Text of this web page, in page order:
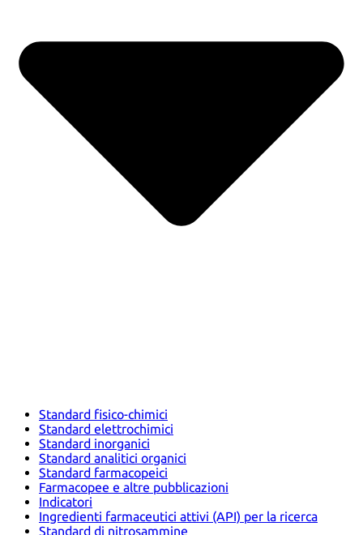
Standard fisico-chimici
Standard elettrochimici
Standard inorganici
Standard analitici organici
Standard farmacopeici
Farmacopee e altre pubblicazioni
Indicatori
Ingredienti farmaceutici attivi (API) per la ricerca
Standard di nitrosammine